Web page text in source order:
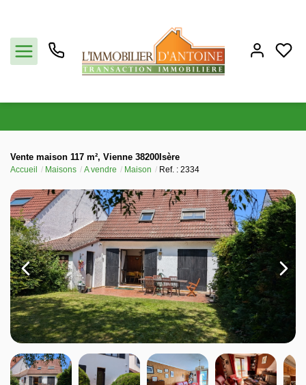
Vendre
Estimation
Notre agence
Partenaires
Nos avis
Contact
Vente maison 117 m², Vienne 38200Isère
Accueil Maisons A vendre Maison Ref. : 2334